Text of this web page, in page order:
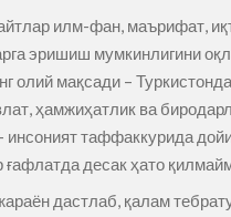
илм-фан, маърифат,
эришиш мумкинлигини
олий мақсади –
ҳамжиҳатлик ва
инсоният таффаккурида
десак ҳато
дастлаб, қалам